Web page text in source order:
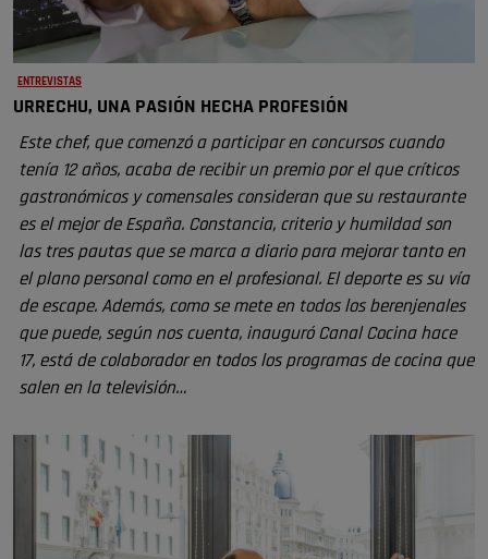
ENTREVISTAS
URRECHU, UNA PASIÓN HECHA PROFESIÓN
Este chef, que comenzó a participar en concursos cuando
tenía 12 años, acaba de recibir un premio por el que críticos
gastronómicos y comensales consideran que su restaurante
es el mejor de España. Constancia, criterio y humildad son
las tres pautas que se marca a diario para mejorar tanto en
el plano personal como en el profesional. El deporte es su vía
de escape. Además, como se mete en todos los berenjenales
que puede, según nos cuenta, inauguró Canal Cocina hace
17, está de colaborador en todos los programas de cocina que
salen en la televisión…